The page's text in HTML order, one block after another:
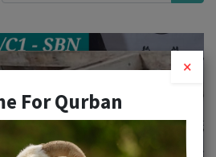
×
For Qurban